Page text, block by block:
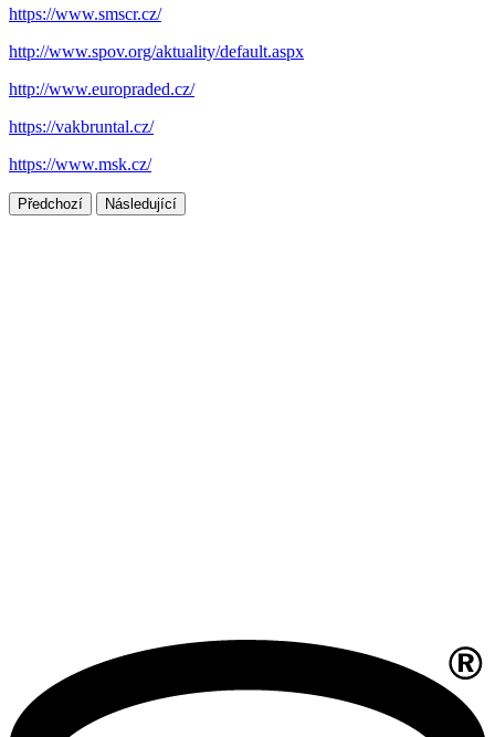
https://www.smscr.cz/
http://www.spov.org/aktuality/default.aspx
http://www.europraded.cz/
https://vakbruntal.cz/
https://www.msk.cz/
Předchozí Následující